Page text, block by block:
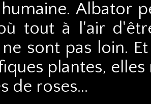
Albator
tout à l'air
sont pas loin.
plantes,
de roses...